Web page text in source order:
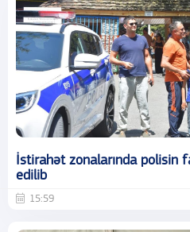
İstirahət zonalarında polisin
edilib
15:59